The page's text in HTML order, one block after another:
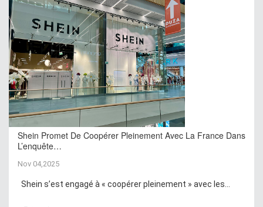
Shein Promet De Coopérer Pleinement Avec La France Dans
L’enquête…
Nov 04,2025
Shein s’est engagé à « coopérer pleinement » avec les...